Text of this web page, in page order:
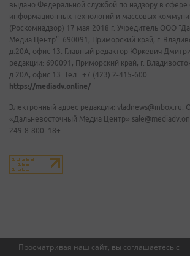
Просматривая наш сайт, вы соглашаетесь с
выдано Федеральной службой по надзору в сфере
информационных технологий и массовых
(Роскомнадзор) 17 мая 2018 г. Учредитель ООО
Медиа Центр". 690091, Приморский край, г.
д.20А, офис 13. Главный редактор Юркевич
редакции: 690091, Приморский край, г.
д.20А, офис 13. Тел.: +7 (423) 2-415-600.
https://mediadv.online/
Электронный адрес редакции: vladnews@inbox.ru.
«Дальневосточный Медиа Центр»
249-8-800. 18+